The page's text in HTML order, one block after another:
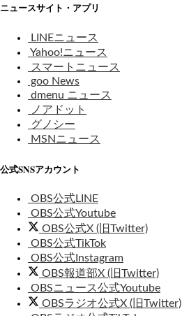
ニュースサイト・アプリ
LINEニュース
Yahoo!ニュース
スマートニュース
goo News
dmenu ニュース
ノアドット
グノシー
MSNニュース
公式SNSアカウント
OBS公式LINE
OBS公式Youtube
OBS公式X (旧Twitter)
OBS公式TikTok
OBS公式Instagram
OBS報道部X (旧Twitter)
OBSニュース公式Youtube
OBSラジオ公式X (旧Twitter)